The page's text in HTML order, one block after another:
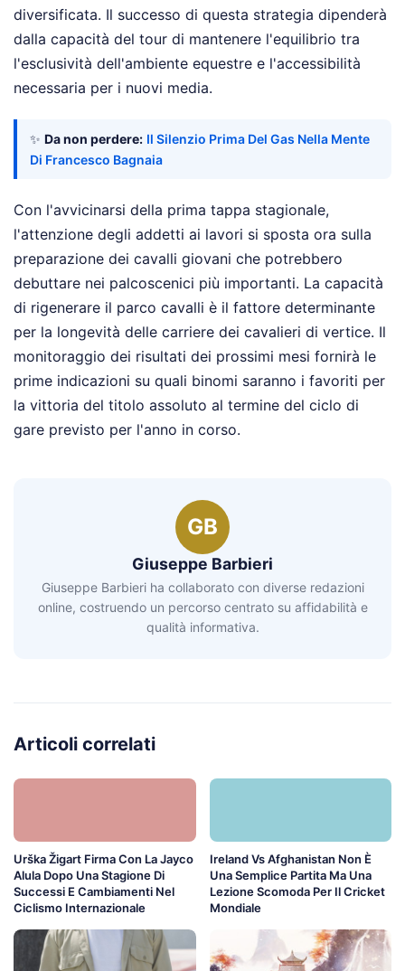
diversificata. Il successo di questa strategia dipenderà
dalla capacità del tour di mantenere l'equilibrio tra
l'esclusività dell'ambiente equestre e l'accessibilità
necessaria per i nuovi media.
✨ Da non perdere: Il Silenzio Prima Del Gas Nella Mente
Di Francesco Bagnaia
Con l'avvicinarsi della prima tappa stagionale,
l'attenzione degli addetti ai lavori si sposta ora sulla
preparazione dei cavalli giovani che potrebbero
debuttare nei palcoscenici più importanti. La capacità
di rigenerare il parco cavalli è il fattore determinante
per la longevità delle carriere dei cavalieri di vertice. Il
monitoraggio dei risultati dei prossimi mesi fornirà le
prime indicazioni su quali binomi saranno i favoriti per
la vittoria del titolo assoluto al termine del ciclo di
gare previsto per l'anno in corso.
GB
Giuseppe Barbieri
Giuseppe Barbieri ha collaborato con diverse redazioni
online, costruendo un percorso centrato su affidabilità e
qualità informativa.
Articoli correlati
Urška Žigart Firma Con La Jayco
Alula Dopo Una Stagione Di
Successi E Cambiamenti Nel
Ciclismo Internazionale
Ireland Vs Afghanistan Non È
Una Semplice Partita Ma Una
Lezione Scomoda Per Il Cricket
Mondiale